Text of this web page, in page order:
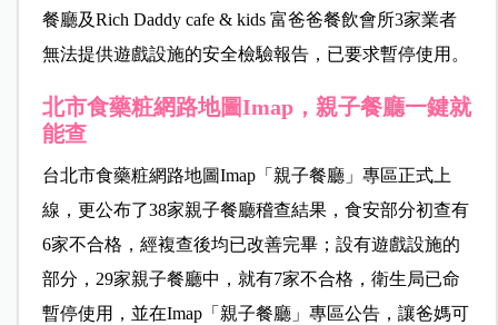
餐廳及Rich Daddy cafe & kids 富爸爸餐飲會所3家業者
無法提供遊戲設施的安全檢驗報告，已要求暫停使用。
北市食藥粧網路地圖Imap，親子餐廳一鍵就
能查
台北市食藥粧網路地圖Imap「親子餐廳」專區正式上
線，更公布了38家親子餐廳稽查結果，食安部分初查有
6家不合格，經複查後均已改善完畢；設有遊戲設施的
部分，29家親子餐廳中，就有7家不合格，衛生局已命
暫停使用，並在Imap「親子餐廳」專區公告，讓爸媽可